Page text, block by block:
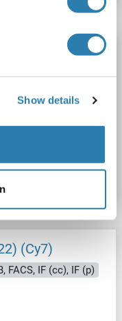
Show details
(AbBy Fluor®
350
Détails
(Cy7)
FACS, IF (cc), IF (p)